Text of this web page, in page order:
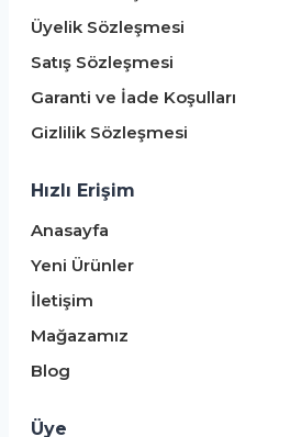
Üyelik Sözleşmesi
Satış Sözleşmesi
Garanti ve İade Koşulları
Gizlilik Sözleşmesi
Hızlı Erişim
Anasayfa
Yeni Ürünler
İletişim
Mağazamız
Blog
Üye